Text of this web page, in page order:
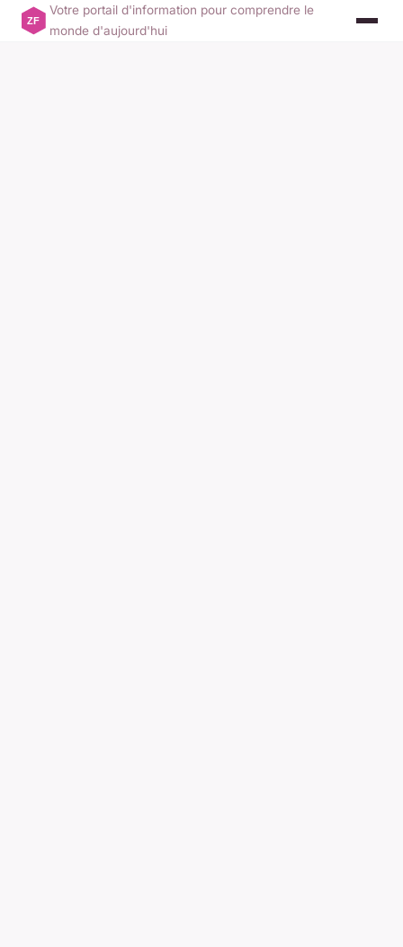
Votre portail d'information pour comprendre le
monde d'aujourd'hui